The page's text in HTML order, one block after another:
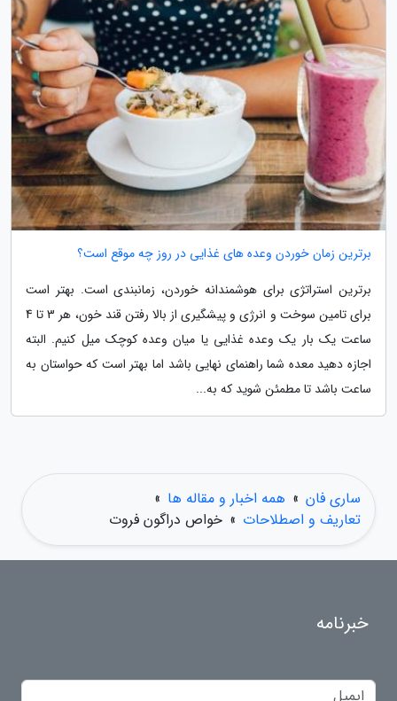
برترین زمان خوردن وعده های غذایی در روز چه موقع است؟
برترین استراتژی برای هوشمندانه خوردن، زمانبندی است. بهتر است
برای تامین سوخت و انرژی و پیشگیری از بالا رفتن قند خون، هر 3 تا 4
ساعت یک بار یک وعده غذایی یا میان وعده کوچک میل کنیم. البته
اجازه دهید معده شما راهنمای نهایی باشد اما بهتر است که حواستان به
ساعت باشد تا مطمئن شوید که به...
ساری فان » همه اخبار و مقاله ها »
تعاریف و اصطلاحات » خواص دراگون فروت
خبرنامه